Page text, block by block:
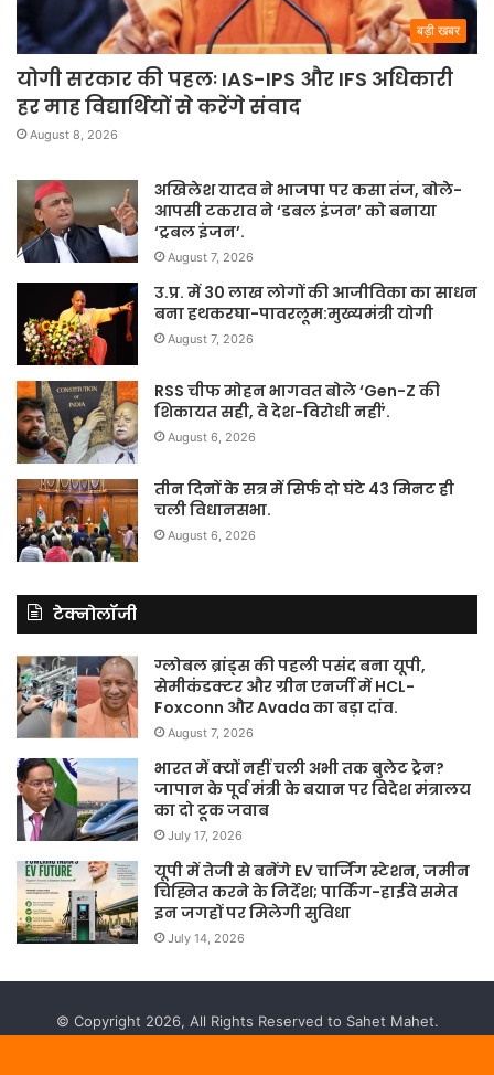
बड़ी खबर
योगी सरकार की पहलः IAS-IPS और IFS अधिकारी
हर माह विद्यार्थियों से करेंगे संवाद
August 8, 2026
अखिलेश यादव ने भाजपा पर कसा तंज, बोले-
आपसी टकराव ने ‘डबल इंजन’ को बनाया
‘ट्रबल इंजन’.
August 7, 2026
उ.प्र. में 30 लाख लोगों की आजीविका का साधन
बना हथकरघा-पावरलूम:मुख्यमंत्री योगी
August 7, 2026
RSS चीफ मोहन भागवत बोले ‘Gen-Z की
शिकायत सही, वे देश-विरोधी नहीं’.
August 6, 2026
तीन दिनों के सत्र में सिर्फ दो घंटे 43 मिनट ही
चली विधानसभा.
August 6, 2026
टेक्नोलॉजी
ग्लोबल ब्रांड्स की पहली पसंद बना यूपी,
सेमीकंडक्टर और ग्रीन एनर्जी में HCL-
Foxconn और Avada का बड़ा दांव.
August 7, 2026
भारत में क्यों नहीं चली अभी तक बुलेट ट्रेन?
जापान के पूर्व मंत्री के बयान पर विदेश मंत्रालय
का दो टूक जवाब
July 17, 2026
यूपी में तेजी से बनेंगे EV चार्जिंग स्टेशन, जमीन
चिह्नित करने के निर्देश; पार्किंग-हाईवे समेत
इन जगहों पर मिलेगी सुविधा
July 14, 2026
© Copyright 2026, All Rights Reserved to Sahet Mahet.